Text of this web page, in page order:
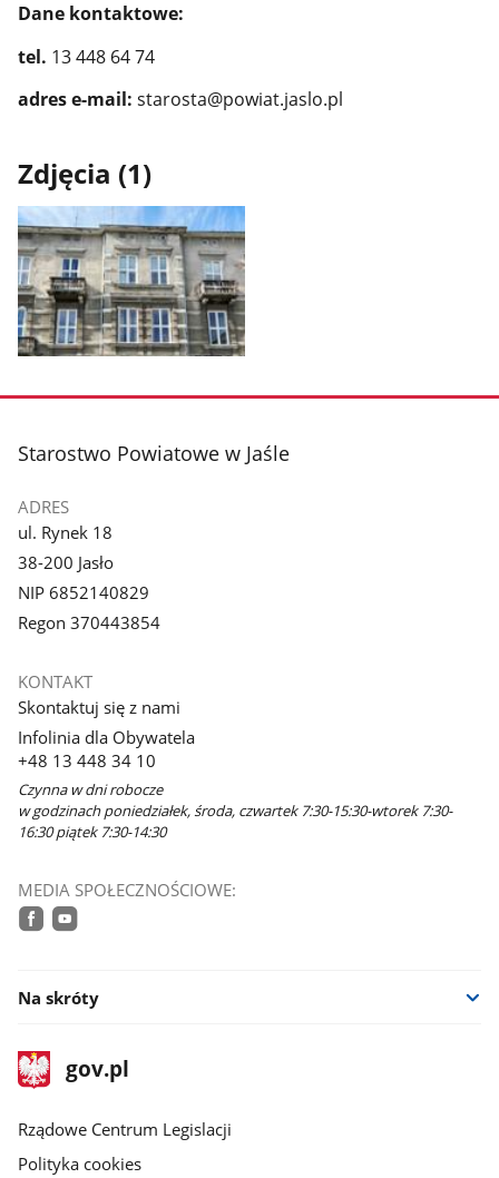
Dane kontaktowe:
tel. 13 448 64 74
adres e-mail: starosta@powiat.jaslo.pl
Zdjęcia (1)
zdjęcie
galerii.
stopka
Starostwo Powiatowe w Jaśle
ADRES
ul. Rynek 18
38-200 Jasło
NIP 6852140829
Regon 370443854
KONTAKT
Skontaktuj się z nami
Infolinia dla Obywatela
+48 13 448 34 10
Czynna w dni robocze
w godzinach poniedziałek, środa, czwartek 7:30-15:30-wtorek 7:30-
16:30 piątek 7:30-14:30
MEDIA SPOŁECZNOŚCIOWE:
Na skróty
stopka
gov.plStrona
gov.pl
Rządowe Centrum Legislacji
Polityka cookies